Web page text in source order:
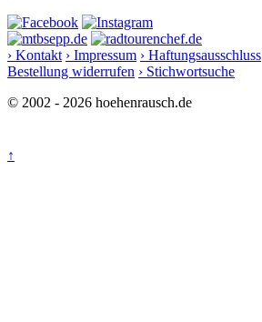
› Kontakt › Impressum › Haftungsausschluss
Bestellung widerrufen › Stichwortsuche
© 2002 - 2026 hoehenrausch.de
↑